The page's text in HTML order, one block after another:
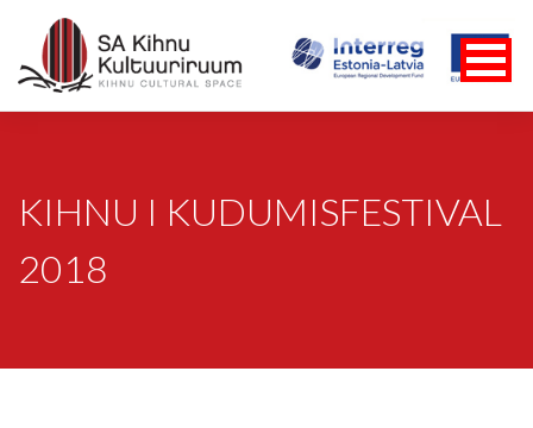
KIHNU I KUDUMISFESTIVAL
2018